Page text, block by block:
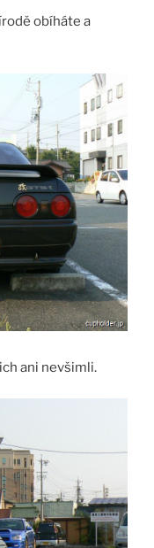
obíháte a
ani nevšimli.